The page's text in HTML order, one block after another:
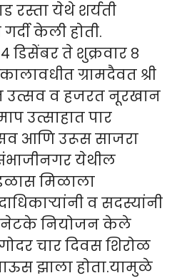
येथे शर्यती
केली होती.
डिसेंबर ते शुक्रवार ८
ग्रामदैवत श्री
उत्सव व हजरत नूरखान
उत्साहात पार
आणि उरूस साजरा
येथील
मिळाला
व सदस्यांनी
नेटके नियोजन केले
चार दिवस शिरोळ
झाला होता.यामुळे